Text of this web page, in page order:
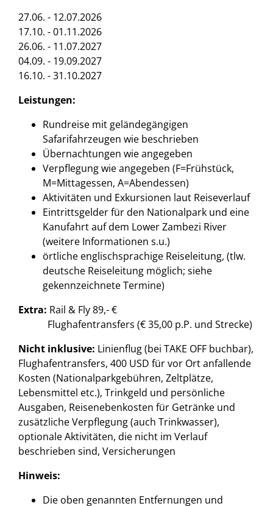
27.06. - 12.07.2026
17.10. - 01.11.2026
26.06. - 11.07.2027
04.09. - 19.09.2027
16.10. - 31.10.2027
Leistungen:
Rundreise mit geländegängigen
Safarifahrzeugen wie beschrieben
Übernachtungen wie angegeben
Verpflegung wie angegeben (F=Frühstück,
M=Mittagessen, A=Abendessen)
Aktivitäten und Exkursionen laut Reiseverlauf
Eintrittsgelder für den Nationalpark und eine
Kanufahrt auf dem Lower Zambezi River
(weitere Informationen s.u.)
örtliche englischsprachige Reiseleitung, (tlw.
deutsche Reiseleitung möglich; siehe
gekennzeichnete Termine)
Extra: Rail & Fly 89,- €
Flughafentransfers (€ 35,00 p.P. und Strecke)
Nicht inklusive: Linienflug (bei TAKE OFF buchbar),
Flughafentransfers, 400 USD für vor Ort anfallende
Kosten (Nationalparkgebühren, Zeltplätze,
Lebensmittel etc.), Trinkgeld und persönliche
Ausgaben, Reisenebenkosten für Getränke und
zusätzliche Verpflegung (auch Trinkwasser),
optionale Aktivitäten, die nicht im Verlauf
beschrieben sind, Versicherungen
Hinweis:
Die oben genannten Entfernungen und